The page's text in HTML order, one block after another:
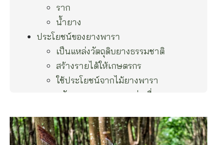
ราก
น้ำยาง
ประโยชน์ของยางพารา
เป็นแหล่งวัตถุดิบยางธรรมชาติ
สร้างรายได้ให้เกษตรกร
ใช้ประโยชน์จากไม้ยางพารา
สนับสนุนอุตสาหกรรมต่อเนื่อง
1. อุตสาหกรรมยานยนต์
2. อุตสาหกรรมการแพทย์และสุขอนามัย